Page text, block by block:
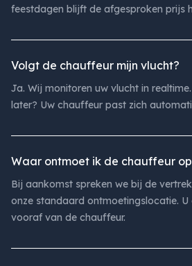
feestdagen blijft de afgesproken prijs
Volgt de chauffeur mijn vlucht?
Ja. Wij monitoren uw vlucht in
later? Uw chauffeur past zich
Waar ontmoet ik de chauffeur op
Bij aankomst spreken we bij de
onze standaard ontmoetingslocatie.
vooraf van de chauffeur.